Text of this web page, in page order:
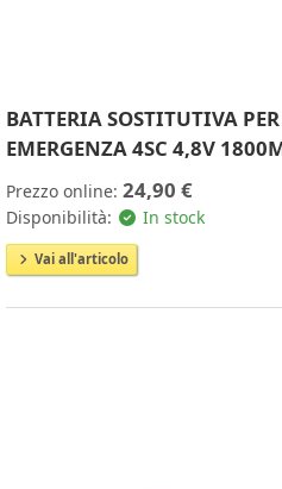
BATTERIA SOSTITUTIVA
EMERGENZA 4SC 4,8V
Prezzo online: 24,90 €
Disponibilità: In stock
Vai all'articolo